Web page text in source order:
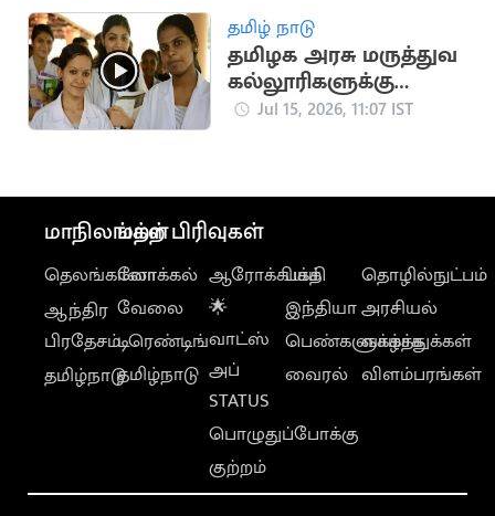
வீராசாமி நீக்கம்
தமிழ் நாடு
தமிழக அரசு மருத்துவ
கல்லூரிகளுக்கு
கூடுதலாக 150 இடங்கள்
Jul 15, 2026, 11:07 IST
மாநிலங்கள்
தெலங்கானா
ஆந்திர
பிரதேசம்
தமிழ்நாடு
மற்ற பிரிவுகள்
லோக்கல்
வேலை
டிரெண்டிங்
தமிழ்நாடு
ஆரோக்கியம்
🌟
வாட்ஸ்
அப்
STATUS
பொழுதுப்போக்கு
குற்றம்
பக்தி
இந்தியா
பெண்களுக்காக
வைரல்
தொழில்நுட்பம்
அரசியல்
வாழ்த்துக்கள்
விளம்பரங்கள்